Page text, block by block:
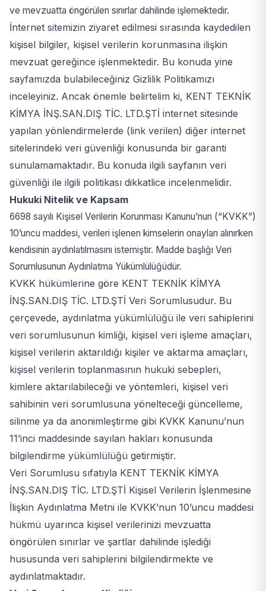
ve mevzuatta öngörülen sınırlar dahilinde işlemektedir.
İnternet sitemizin ziyaret edilmesi sırasında kaydedilen
kişisel bilgiler, kişisel verilerin korunmasına ilişkin
mevzuat gereğince işlenmektedir. Bu konuda yine
sayfamızda bulabileceğiniz Gizlilik Politikamızı
inceleyiniz. Ancak önemle belirtelim ki, KENT TEKNİK
KİMYA İNŞ.SAN.DIŞ TİC. LTD.ŞTİ internet sitesinde
yapılan yönlendirmelerde (link verilen) diğer internet
sitelerindeki veri güvenliği konusunda bir garanti
sunulamamaktadır. Bu konuda ilgili sayfanın veri
güvenliği ile ilgili politikası dikkatlice incelenmelidir.
Hukuki Nitelik ve Kapsam
6698 sayılı Kişisel Verilerin Korunması Kanunu’nun (“KVKK”)
10’uncu maddesi, verileri işlenen kimselerin onayları alınırken
kendisinin aydınlatılmasını istemiştir. Madde başlığı Veri
Sorumlusunun Aydınlatma Yükümlülüğüdür.
KVKK hükümlerine göre KENT TEKNİK KİMYA
İNŞ.SAN.DIŞ TİC. LTD.ŞTİ Veri Sorumlusudur. Bu
çerçevede, aydınlatma yükümlülüğü ile veri sahiplerini
veri sorumlusunun kimliği, kişisel veri işleme amaçları,
kişisel verilerin aktarıldığı kişiler ve aktarma amaçları,
kişisel verilerin toplanmasının hukuki sebepleri,
kimlere aktarılabileceği ve yöntemleri, kişisel veri
sahibinin veri sorumlusuna yönelteceği güncelleme,
silinme ya da anonimleştirme gibi KVKK Kanunu’nun
11’inci maddesinde sayılan hakları konusunda
bilgilendirme yükümlülüğü getirmiştir.
Veri Sorumlusu sıfatıyla KENT TEKNİK KİMYA
İNŞ.SAN.DIŞ TİC. LTD.ŞTİ Kişisel Verilerin İşlenmesine
İlişkin Aydınlatma Metni ile KVKK’nun 10’uncu maddesi
hükmü uyarınca kişisel verilerinizi mevzuatta
öngörülen sınırlar ve şartlar dahilinde işlediği
hususunda veri sahiplerini bilgilendirmekte ve
aydınlatmaktadır.